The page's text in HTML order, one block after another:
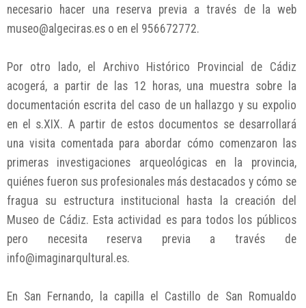
necesario hacer una reserva previa a través de la web
museo@algeciras.es o en el 956672772.
Por otro lado, el Archivo Histórico Provincial de Cádiz
acogerá, a partir de las 12 horas, una muestra sobre la
documentación escrita del caso de un hallazgo y su expolio
en el s.XIX. A partir de estos documentos se desarrollará
una visita comentada para abordar cómo comenzaron las
primeras investigaciones arqueológicas en la provincia,
quiénes fueron sus profesionales más destacados y cómo se
fragua su estructura institucional hasta la creación del
Museo de Cádiz. Esta actividad es para todos los públicos
pero necesita reserva previa a través de
info@imaginarqultural.es.
En San Fernando, la capilla el Castillo de San Romualdo